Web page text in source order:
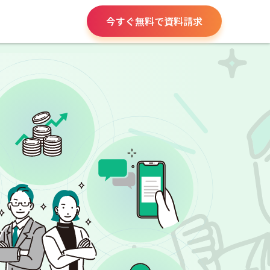
今すぐ無料で資料請求
役所手続き